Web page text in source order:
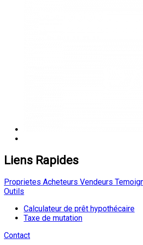
Liens Rapides
Proprietes Acheteurs Vendeurs
Outils
Calculateur de prêt hypothécaire
Taxe de mutation
Contact